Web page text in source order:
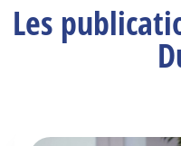
Les